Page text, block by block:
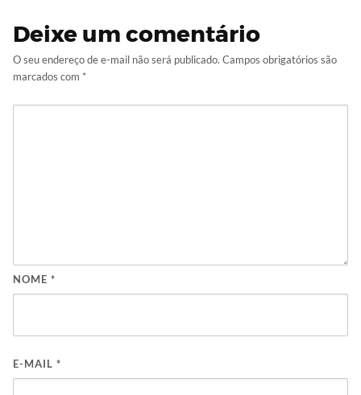
Deixe um comentário
O seu endereço de e-mail não será publicado. Campos obrigatórios são
marcados com *
NOME *
E-MAIL *